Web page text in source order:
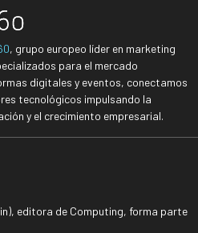
, grupo europeo líder en marketing
para el mercado
digitales y eventos, conectamos
tecnológicos impulsando la
y el crecimiento empresarial.
editora de Computing, forma parte